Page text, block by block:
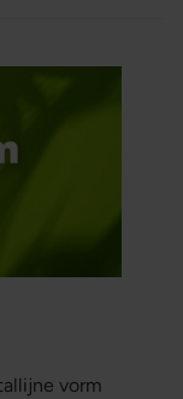
vorm